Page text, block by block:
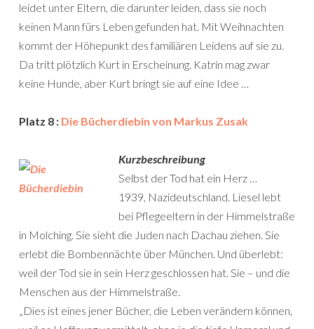
leidet unter Eltern, die darunter leiden, dass sie noch
keinen Mann fürs Leben gefunden hat. Mit Weihnachten
kommt der Höhepunkt des familiären Leidens auf sie zu.
Da tritt plötzlich Kurt in Erscheinung. Katrin mag zwar
keine Hunde, aber Kurt bringt sie auf eine Idee …
Platz 8 : Die Bücherdiebin von Markus Zusak
Kurzbeschreibung
Selbst der Tod hat ein Herz …
1939, Nazideutschland. Liesel lebt
bei Pflegeeltern in der Himmelstraße
in Molching. Sie sieht die Juden nach Dachau ziehen. Sie
erlebt die Bombennächte über München. Und überlebt:
weil der Tod sie in sein Herz geschlossen hat. Sie – und die
Menschen aus der Himmelstraße.
„Dies ist eines jener Bücher, die Leben verändern können,